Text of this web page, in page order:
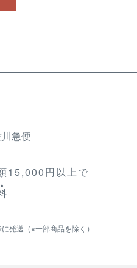
急便
15,000円以上で
発送（※一部商品を除く）